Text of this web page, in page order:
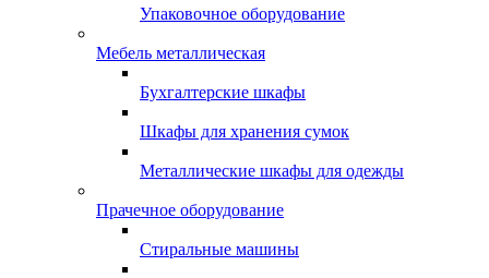
Упаковочное оборудование
Мебель металлическая
Бухгалтерские шкафы
Шкафы для хранения сумок
Металлические шкафы для одежды
Прачечное оборудование
Стиральные машины